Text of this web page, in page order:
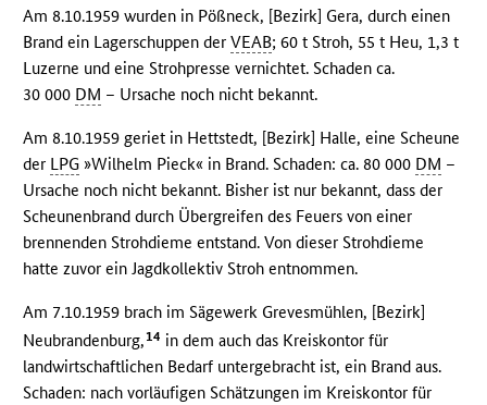
Am 8.10.1959 wurden in Pößneck, [Bezirk] Gera, durch einen
Brand ein Lagerschuppen derVEAB; 60 t Stroh, 55 t Heu, 1,3 t
Luzerne und eine Strohpresse vernichtet. Schaden ca.
30 000 DM – Ursache noch nicht bekannt.
Am 8.10.1959 geriet in Hettstedt, [Bezirk] Halle, eine Scheune
der LPG »Wilhelm Pieck« in Brand. Schaden: ca. 80 000 DM –
Ursache noch nicht bekannt. Bisher ist nur bekannt, dass der
Scheunenbrand durch Übergreifen des Feuers von einer
brennenden Strohdieme entstand. Von dieser Strohdieme
hatte zuvor ein Jagdkollektiv Stroh entnommen.
Am 7.10.1959 brach im Sägewerk Grevesmühlen, [Bezirk]
Neubrandenburg,14 in dem auch das Kreiskontor für
landwirtschaftlichen Bedarf untergebracht ist, ein Brand aus.
Schaden: nach vorläufigen Schätzungen im Kreiskontor für